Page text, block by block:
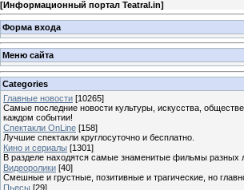
[Информационный портал Teatral.in]
Форма входа
Меню сайта
Categories
Главные новости [10265]
Самые последние новости культуры, искусства,
каждом событии!
Спектакли OnLine [158]
Лучшие спектакли круглосуточно и бесплатно.
Кино и сериалы [1301]
В разделе находятся самые знаменитые фильмы разных
Видеоролики [40]
Смешные и грустные, позитивные и трагические, но
Пьесы [29]